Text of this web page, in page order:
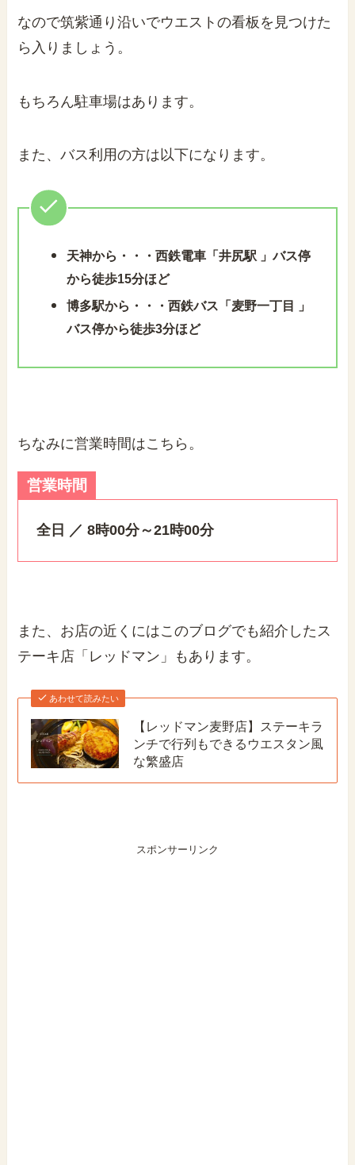
なので筑紫通り沿いでウエストの看板を見つけた
ら入りましょう。
もちろん駐車場はあります。
また、バス利用の方は以下になります。
天神から・・・西鉄電車「井尻駅 」バス停
から徒歩15分ほど
博多駅から・・・西鉄バス「麦野一丁目 」
バス停から徒歩3分ほど
ちなみに営業時間はこちら。
営業時間
全日 ／ 8時00分～21時00分
また、お店の近くにはこのブログでも紹介したス
テーキ店「レッドマン」もあります。
あわせて読みたい
【レッドマン麦野店】ステーキラ
ンチで行列もできるウエスタン風
な繁盛店
スポンサーリンク